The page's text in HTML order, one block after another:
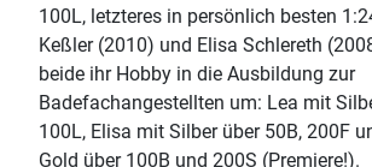
100L, letzteres in persönlich besten
Keßler (2010) und Elisa Schlereth
beide ihr Hobby in die Ausbildung zur
Badefachangestellten um: Lea mit
100L, Elisa mit Silber über 50B, 200F
Gold über 100B und 200S (Premiere!).